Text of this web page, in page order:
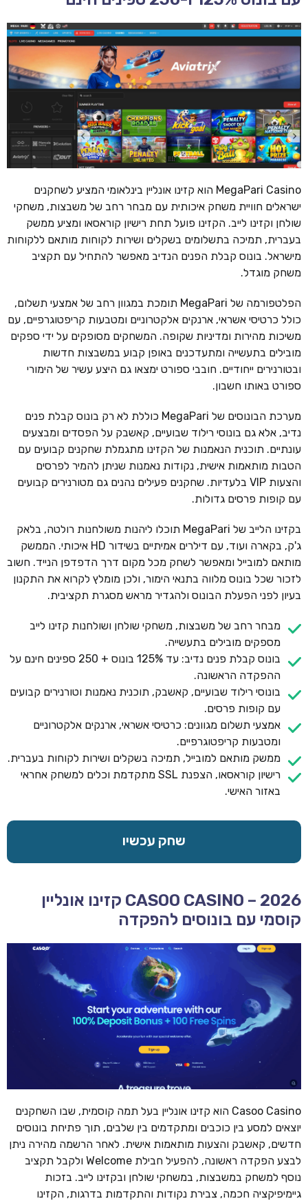
MegaPari Casino הוא קזינו אונליין בינלאומי המציע לשחקנים
ישראלים חוויית משחק איכותית עם מבחר רחב של משבצות, משחקי
שולחן וקזינו לייב. הקזינו פועל תחת רישיון קוראסאו ומציע ממשק
בעברית, תמיכה בתשלומים בשקלים ושירות לקוחות מותאם ללקוחות
מישראל. בונוס קבלת הפנים הנדיב מאפשר להתחיל עם תקציב
משחק מוגדל.
הפלטפורמה של MegaPari תומכת במגוון רחב של אמצעי תשלום,
כולל כרטיסי אשראי, ארנקים אלקטרוניים ומטבעות קריפטוגרפיים, עם
משיכות מהירות ומדיניות שקופה. המשחקים מסופקים על ידי ספקים
מובילים בתעשייה ומתעדכנים באופן קבוע במשבצות חדשות
ובטורנירים ייחודיים. חובבי ספורט ימצאו גם היצע עשיר של הימורי
ספורט באותו חשבון.
מערכת הבונוסים של MegaPari כוללת לא רק בונוס קבלת פנים
נדיב, אלא גם בונוסי רילוד שבועיים, קאשבק על הפסדים ומבצעים
עונתיים. תוכנית הנאמנות של הקזינו מתגמלת שחקנים קבועים עם
הטבות מותאמות אישית, נקודות נאמנות שניתן להמיר לפרסים
והצעות VIP בלעדיות. שחקנים פעילים נהנים גם מטורנירים קבועים
עם קופות פרסים גדולות.
בקזינו הלייב של MegaPari תוכלו ליהנות משולחנות רולטה, בלאק
ג'ק, בקארה ועוד, עם דילרים אמיתיים בשידור HD איכותי. הממשק
מותאם למובייל ומאפשר לשחק מכל מקום דרך הדפדפן הנייד. חשוב
לזכור שכל בונוס מלווה בתנאי הימור, ולכן מומלץ לקרוא את התקנון
בעיון לפני הפעלת הבונוס ולהגדיר מראש מסגרת תקציבית.
מבחר רחב של משבצות, משחקי שולחן ושולחנות קזינו לייב
מספקים מובילים בתעשייה.
בונוס קבלת פנים נדיב: עד 125% בונוס + 250 ספינים חינם על
ההפקדה הראשונה.
בונוסי רילוד שבועיים, קאשבק, תוכנית נאמנות וטורנירים קבועים
עם קופות פרסים.
אמצעי תשלום מגוונים: כרטיסי אשראי, ארנקים אלקטרוניים
ומטבעות קריפטוגרפיים.
ממשק מותאם למובייל, תמיכה בשקלים ושירות לקוחות בעברית.
רישיון קוראסאו, הצפנת SSL מתקדמת וכלים למשחק אחראי
באזור האישי.
שחק עכשיו
CASOO CASINO – 2026 קזינו אונליין
קוסמי עם בונוסים להפקדה
Casoo Casino הוא קזינו אונליין בעל תמה קוסמית, שבו השחקנים
יוצאים למסע בין כוכבים ומתקדמים בין שלבים, תוך פתיחת בונוסים
חדשים, קאשבק והצעות מותאמות אישית. לאחר הרשמה מהירה ניתן
לבצע הפקדה ראשונה, להפעיל חבילת Welcome ולקבל תקציב
נוסף למשחק במשבצות, במשחקי שולחן ובקזינו לייב. בזכות
גיימיפיקציה חכמה, צבירת נקודות והתקדמות בדרגות, הקזינו